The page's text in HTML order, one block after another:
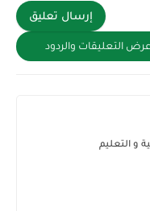
إرسال تعليق
عرض التعليقات والردود
و التعليم